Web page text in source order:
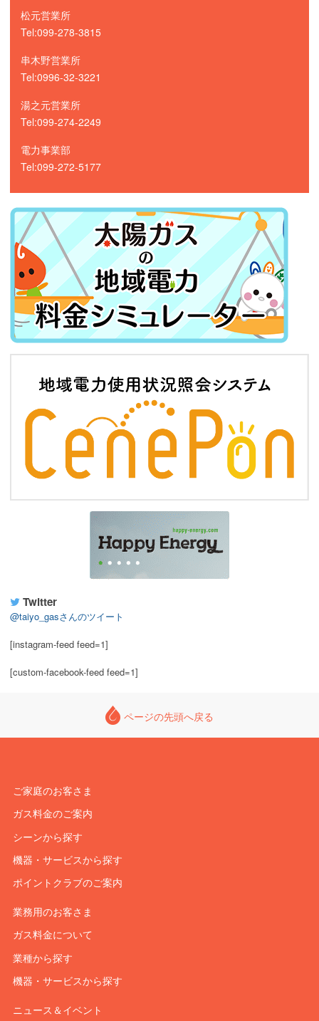
松元営業所
Tel:099-278-3815
串木野営業所
Tel:0996-32-3221
湯之元営業所
Tel:099-274-2249
電力事業部
Tel:099-272-5177
Twitter
@taiyo_gasさんのツイート
[instagram-feed feed=1]
[custom-facebook-feed feed=1]
ページの先頭へ戻る
ご家庭のお客さま
ガス料金のご案内
シーンから探す
機器・サービスから探す
ポイントクラブのご案内
業務用のお客さま
ガス料金について
業種から探す
機器・サービスから探す
ニュース＆イベント